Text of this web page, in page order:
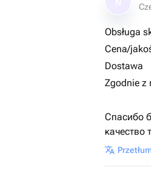
Obsługa
Cena/
Dostawa
Zgodnie z
Спасибо
качество